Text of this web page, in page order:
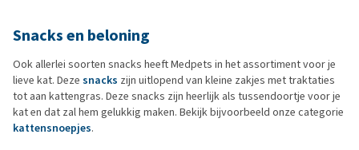
Snacks en beloning
Ook allerlei soorten snacks heeft Medpets in het assortiment voor je
lieve kat. Deze snacks zijn uitlopend van kleine zakjes met traktaties
tot aan kattengras. Deze snacks zijn heerlijk als tussendoortje voor je
kat en dat zal hem gelukkig maken. Bekijk bijvoorbeeld onze categorie
kattensnoepjes.